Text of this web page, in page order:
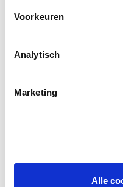
Voorkeuren
Analytisch
Marketing
Alle
sectorale